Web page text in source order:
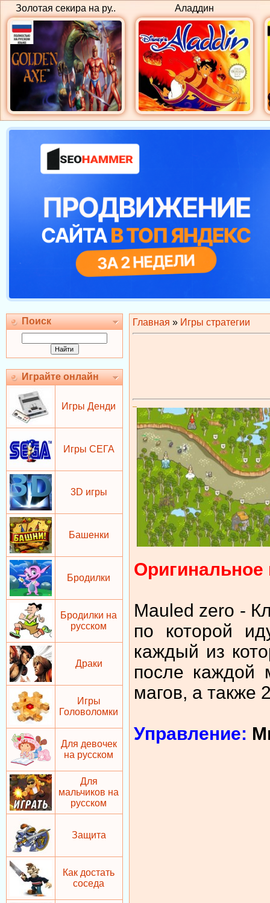
Золотая секира на ру.. Аладдин
Поиск
Играйте онлайн
Игры Денди
Игры СЕГА
3D игры
Башенки
Бродилки
Бродилки на
русском
Драки
Игры
Головоломки
Для девочек
на русском
Для
мальчиков на
русском
Защита
Как достать
соседа
Главная » Игры стратегии
Оригинальное
Mauled zero -
по которой
каждый из
после каждой
магов, а также
Управление: